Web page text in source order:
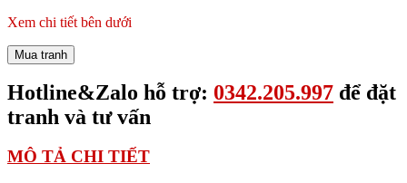
Xem chi tiết bên dưới
Mua tranh
Hotline&Zalo hỗ trợ: 0342.205.997 để đặt
tranh và tư vấn
MÔ TẢ CHI TIẾT